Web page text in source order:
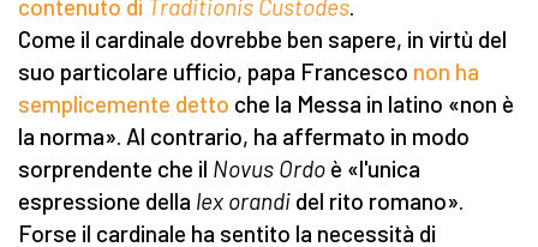
contenuto di Traditionis Custodes.
Come il cardinale dovrebbe ben sapere, in virtù del
suo particolare ufficio, papa Francesco non ha
semplicemente detto che la Messa in latino «non è
la norma». Al contrario, ha affermato in modo
sorprendente che il Novus Ordo è «l'unica
espressione della lex orandi del rito romano».
Forse il cardinale ha sentito la necessità di